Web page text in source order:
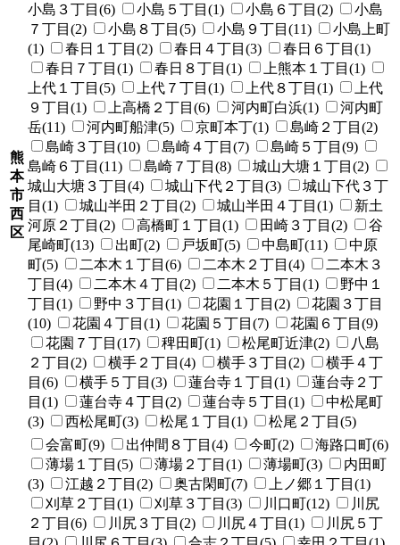
熊
本
市
西
区
小島３丁目(6)
小島５丁目(1) 小島６丁目(2)
小島
７丁目(2)
小島８丁目(5) 小島９丁目(11)
小島上町
(1)
春日１丁目(2) 春日４丁目(3)
春日６丁目(1)
春日７丁目(1)
春日８丁目(1)
上熊本１丁目(1)
上代１丁目(5)
上代７丁目(1) 上代８丁目(1)
上代
９丁目(1)
上高橋２丁目(6) 河内町白浜(1)
河内町
岳(11)
河内町船津(5) 京町本丁(1)
島崎２丁目(2)
島崎３丁目(10)
島崎４丁目(7)
島崎５丁目(9)
島崎６丁目(11)
島崎７丁目(8)
城山大塘１丁目(2)
城山大塘３丁目(4)
城山下代２丁目(3)
城山下代３丁
目(1)
城山半田２丁目(2) 城山半田４丁目(1)
新土
河原２丁目(2)
高橋町１丁目(1) 田崎３丁目(2)
谷
尾崎町(13)
出町(2) 戸坂町(5) 中島町(11)
中原
町(5)
二本木１丁目(6) 二本木２丁目(4)
二本木３
丁目(4)
二本木４丁目(2) 二本木５丁目(1)
野中１
丁目(1)
野中３丁目(1) 花園１丁目(2)
花園３丁目
(10)
花園４丁目(1) 花園５丁目(7)
花園６丁目(9)
花園７丁目(17)
稗田町(1) 松尾町近津(2)
八島
２丁目(2)
横手２丁目(4) 横手３丁目(2)
横手４丁
目(6)
横手５丁目(3) 蓮台寺１丁目(1)
蓮台寺２丁
目(1)
蓮台寺４丁目(2) 蓮台寺５丁目(1)
中松尾町
(3)
西松尾町(3) 松尾１丁目(1)
松尾２丁目(5)
会富町(9)
出仲間８丁目(4) 今町(2)
海路口町(6)
薄場１丁目(5)
薄場２丁目(1) 薄場町(3)
内田町
(3)
江越２丁目(2) 奥古閑町(7)
上ノ郷１丁目(1)
刈草２丁目(1)
刈草３丁目(3) 川口町(12)
川尻
２丁目(6)
川尻３丁目(2) 川尻４丁目(1)
川尻５丁